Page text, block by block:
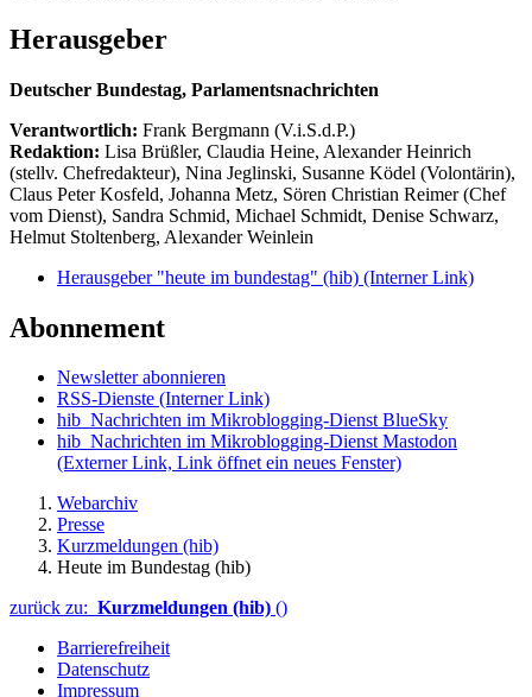
Herausgeber
Deutscher Bundestag, Parlamentsnachrichten
Verantwortlich: Frank Bergmann (V.i.S.d.P.)
Redaktion: Lisa Brüßler, Claudia Heine, Alexander Heinrich
(stellv. Chefredakteur), Nina Jeglinski, Susanne Ködel (Volontärin),
Claus Peter Kosfeld, Johanna Metz, Sören Christian Reimer (Chef
vom Dienst), Sandra Schmid, Michael Schmidt, Denise Schwarz,
Helmut Stoltenberg, Alexander Weinlein
Herausgeber "heute im bundestag" (hib) (Interner Link)
Abonnement
Newsletter abonnieren
RSS-Dienste (Interner Link)
hib_Nachrichten im Mikroblogging-Dienst BlueSky
hib_Nachrichten im Mikroblogging-Dienst Mastodon
(Externer Link, Link öffnet ein neues Fenster)
Webarchiv
Presse
Kurzmeldungen (hib)
Heute im Bundestag (hib)
zurück zu: Kurzmeldungen (hib) ()
Barrierefreiheit
Datenschutz
Impressum